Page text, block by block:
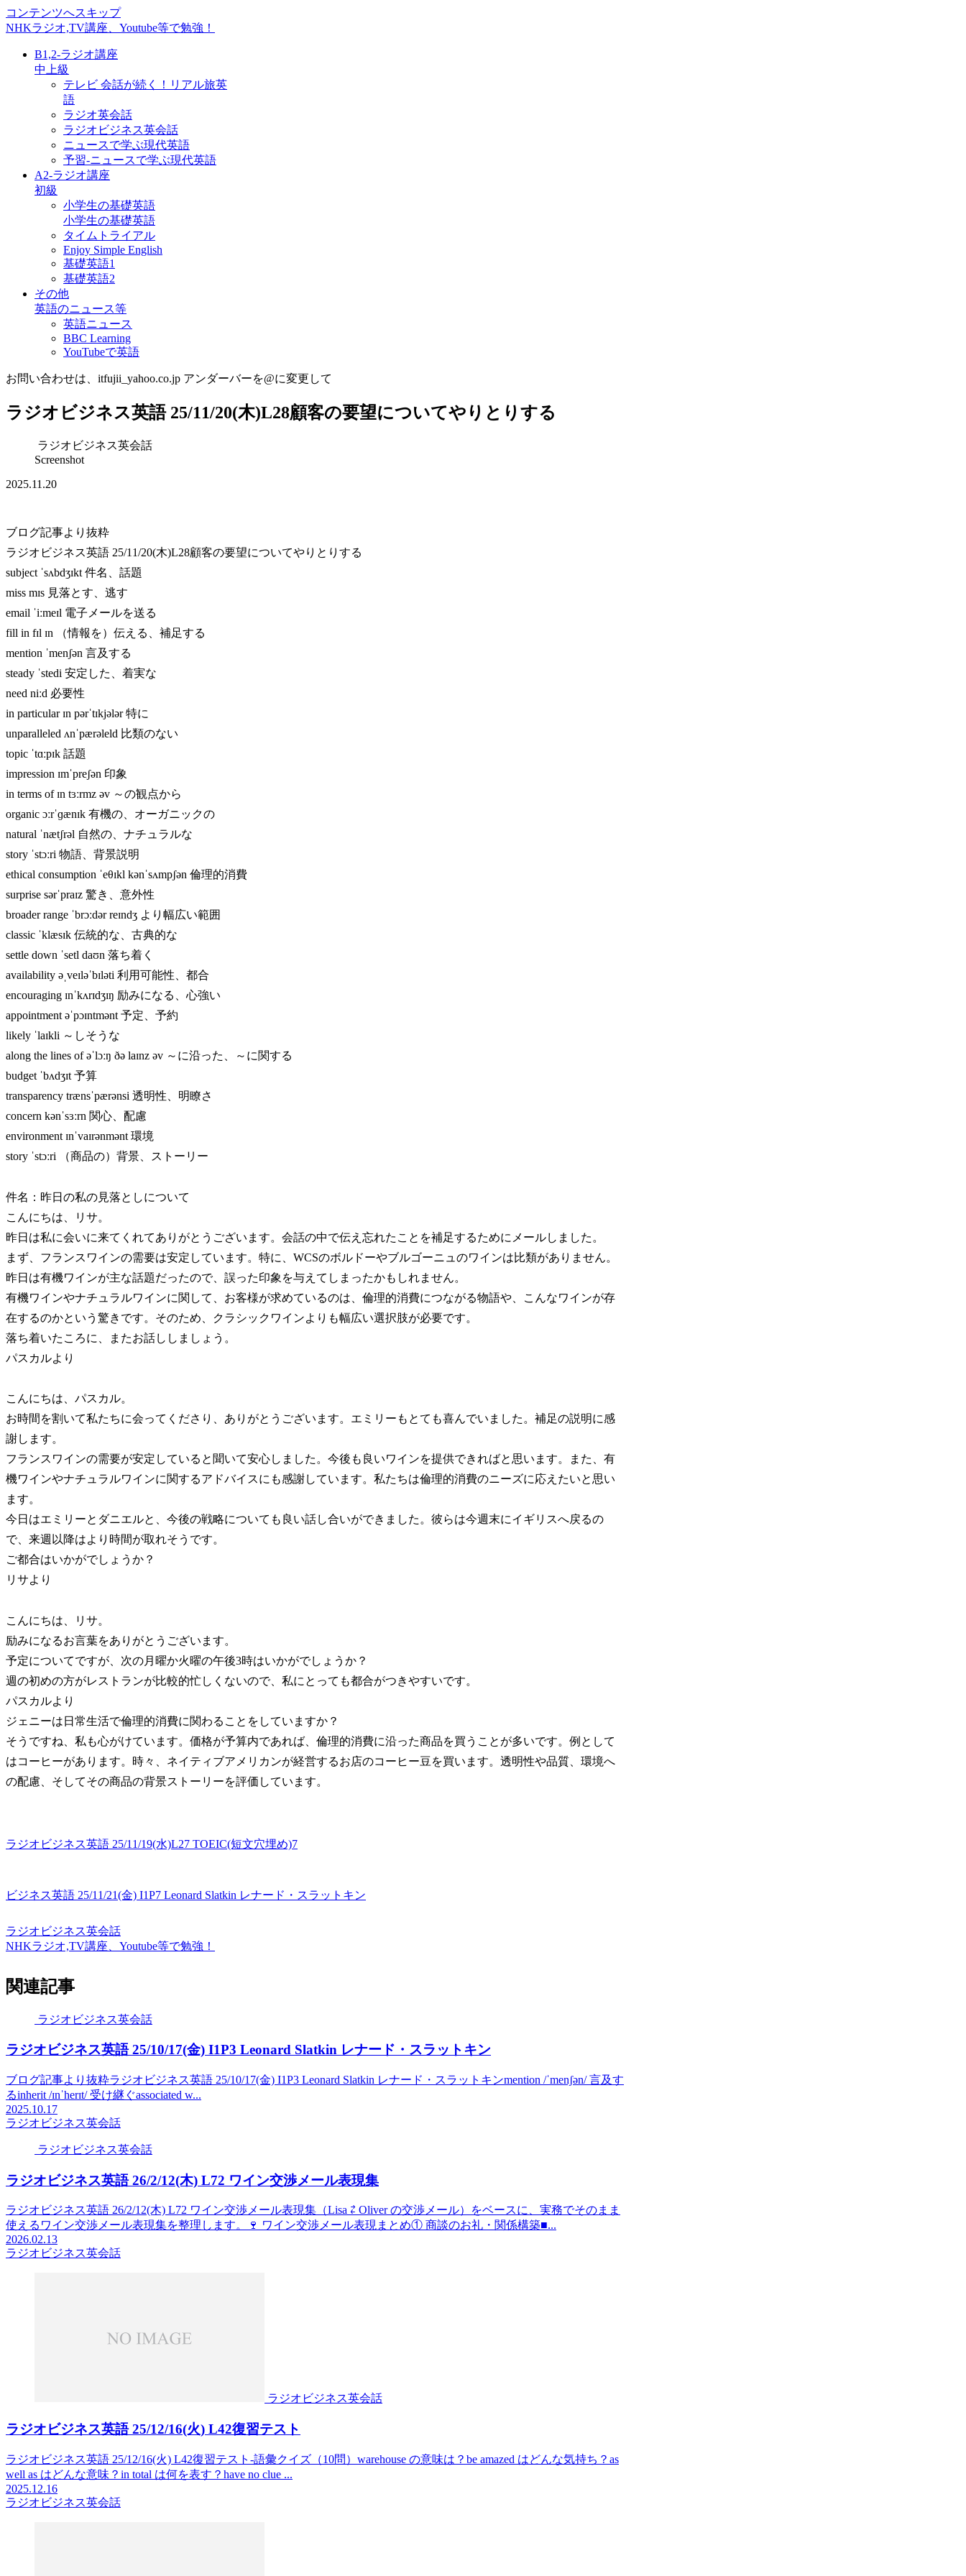
コンテンツへスキップ
NHKラジオ,TV講座、Youtube等で勉強！
B1,2-ラジオ講座
中上級
テレビ 会話が続く！リアル旅英
語
ラジオ英会話
ラジオビジネス英会話
ニュースで学ぶ現代英語
予習-ニュースで学ぶ現代英語
A2-ラジオ講座
初級
小学生の基礎英語
小学生の基礎英語
タイムトライアル
Enjoy Simple English
基礎英語1
基礎英語2
その他
英語のニュース等
英語ニュース
BBC Learning
YouTubeで英語
お問い合わせは、itfujii_yahoo.co.jp アンダーバーを@に変更して
ラジオビジネス英語 25/11/20(木)L28顧客の要望についてやりとりする
ラジオビジネス英会話
Screenshot
2025.11.20
ブログ記事より抜粋
ラジオビジネス英語 25/11/20(木)L28顧客の要望についてやりとりする
subject ˈsʌbdʒɪkt 件名、話題
miss mɪs 見落とす、逃す
email ˈiːmeɪl 電子メールを送る
fill in fɪl ɪn （情報を）伝える、補足する
mention ˈmenʃən 言及する
steady ˈstedi 安定した、着実な
need niːd 必要性
in particular ɪn pərˈtɪkjələr 特に
unparalleled ʌnˈpærəleld 比類のない
topic ˈtɑːpɪk 話題
impression ɪmˈpreʃən 印象
in terms of ɪn tɜːrmz əv ～の観点から
organic ɔːrˈɡænɪk 有機の、オーガニックの
natural ˈnætʃrəl 自然の、ナチュラルな
story ˈstɔːri 物語、背景説明
ethical consumption ˈeθɪkl kənˈsʌmpʃən 倫理的消費
surprise sərˈpraɪz 驚き、意外性
broader range ˈbrɔːdər reɪndʒ より幅広い範囲
classic ˈklæsɪk 伝統的な、古典的な
settle down ˈsetl daʊn 落ち着く
availability əˌveɪləˈbɪləti 利用可能性、都合
encouraging ɪnˈkʌrɪdʒɪŋ 励みになる、心強い
appointment əˈpɔɪntmənt 予定、予約
likely ˈlaɪkli ～しそうな
along the lines of əˈlɔːŋ ðə laɪnz əv ～に沿った、～に関する
budget ˈbʌdʒɪt 予算
transparency trænsˈpærənsi 透明性、明瞭さ
concern kənˈsɜːrn 関心、配慮
environment ɪnˈvaɪrənmənt 環境
story ˈstɔːri （商品の）背景、ストーリー
件名：昨日の私の見落としについて
こんにちは、リサ。
昨日は私に会いに来てくれてありがとうございます。会話の中で伝え忘れたことを補足するためにメールしました。
まず、フランスワインの需要は安定しています。特に、WCSのボルドーやブルゴーニュのワインは比類がありません。
昨日は有機ワインが主な話題だったので、誤った印象を与えてしまったかもしれません。
有機ワインやナチュラルワインに関して、お客様が求めているのは、倫理的消費につながる物語や、こんなワインが存
在するのかという驚きです。そのため、クラシックワインよりも幅広い選択肢が必要です。
落ち着いたころに、またお話ししましょう。
パスカルより
こんにちは、パスカル。
お時間を割いて私たちに会ってくださり、ありがとうございます。エミリーもとても喜んでいました。補足の説明に感
謝します。
フランスワインの需要が安定していると聞いて安心しました。今後も良いワインを提供できればと思います。また、有
機ワインやナチュラルワインに関するアドバイスにも感謝しています。私たちは倫理的消費のニーズに応えたいと思い
ます。
今日はエミリーとダニエルと、今後の戦略についても良い話し合いができました。彼らは今週末にイギリスへ戻るの
で、来週以降はより時間が取れそうです。
ご都合はいかがでしょうか？
リサより
こんにちは、リサ。
励みになるお言葉をありがとうございます。
予定についてですが、次の月曜か火曜の午後3時はいかがでしょうか？
週の初めの方がレストランが比較的忙しくないので、私にとっても都合がつきやすいです。
パスカルより
ジェニーは日常生活で倫理的消費に関わることをしていますか？
そうですね、私も心がけています。価格が予算内であれば、倫理的消費に沿った商品を買うことが多いです。例として
はコーヒーがあります。時々、ネイティブアメリカンが経営するお店のコーヒー豆を買います。透明性や品質、環境へ
の配慮、そしてその商品の背景ストーリーを評価しています。
ラジオビジネス英語 25/11/19(水)L27 TOEIC(短文穴埋め)7
ビジネス英語 25/11/21(金) I1P7 Leonard Slatkin レナード・スラットキン
ラジオビジネス英会話
NHKラジオ,TV講座、Youtube等で勉強！
関連記事
ラジオビジネス英会話
ラジオビジネス英語 25/10/17(金) I1P3 Leonard Slatkin レナード・スラットキン
ブログ記事より抜粋ラジオビジネス英語 25/10/17(金) I1P3 Leonard Slatkin レナード・スラットキンmention /ˈmenʃən/ 言及す
るinherit /ɪnˈherɪt/ 受け継ぐassociated w...
2025.10.17
ラジオビジネス英会話
ラジオビジネス英会話
ラジオビジネス英語 26/2/12(木) L72 ワイン交渉メール表現集
ラジオビジネス英語 26/2/12(木) L72 ワイン交渉メール表現集（Lisa ⇄ Oliver の交渉メール）をベースに、実務でそのまま
使えるワイン交渉メール表現集を整理します。🍷 ワイン交渉メール表現まとめ① 商談のお礼・関係構築■...
2026.02.13
ラジオビジネス英会話
ラジオビジネス英会話
ラジオビジネス英語 25/12/16(火) L42復習テスト
ラジオビジネス英語 25/12/16(火) L42復習テスト-語彙クイズ（10問）warehouse の意味は？be amazed はどんな気持ち？as
well as はどんな意味？in total は何を表す？have no clue ...
2025.12.16
ラジオビジネス英会話